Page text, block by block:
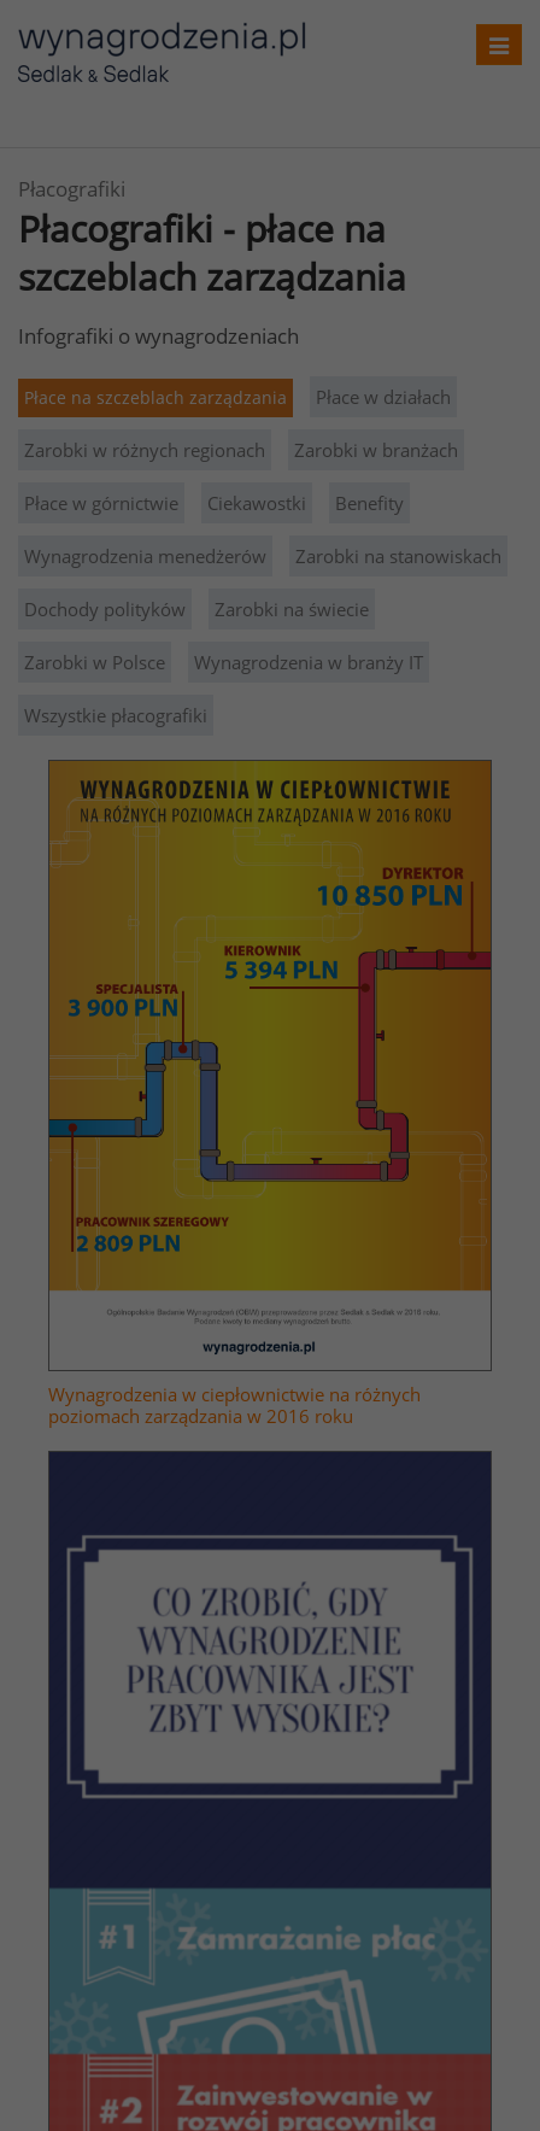
Płacografiki
Płacografiki - płace na
szczeblach zarządzania
Infografiki o wynagrodzeniach
Płace na szczeblach zarządzania Płace w działach
Zarobki w różnych regionach Zarobki w branżach
Płace w górnictwie Ciekawostki Benefity
Wynagrodzenia menedżerów Zarobki na stanowiskach
Dochody polityków Zarobki na świecie
Zarobki w Polsce Wynagrodzenia w branży IT
Wszystkie płacografiki
Wynagrodzenia w ciepłownictwie na różnych
poziomach zarządzania w 2016 roku